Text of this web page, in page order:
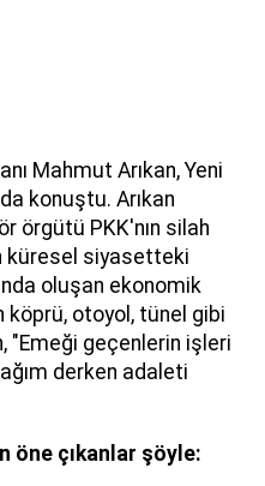
Mahmut Arıkan, Yeni
konuştu. Arıkan
örgütü PKK'nın silah
küresel siyasetteki
oluşan ekonomik
köprü, otoyol, tünel gibi
"Emeği geçenlerin işleri
derken adaleti
öne çıkanlar şöyle: